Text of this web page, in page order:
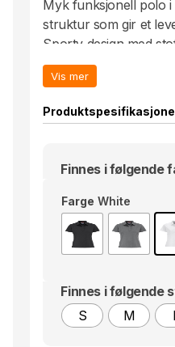
Myk funksjonell polo i
struktur som gir et
Sporty design med
med tre diskret
søm i nederkant.
Vis mer
Finnes i følgende
Farge White
Finnes i følgende
S
M